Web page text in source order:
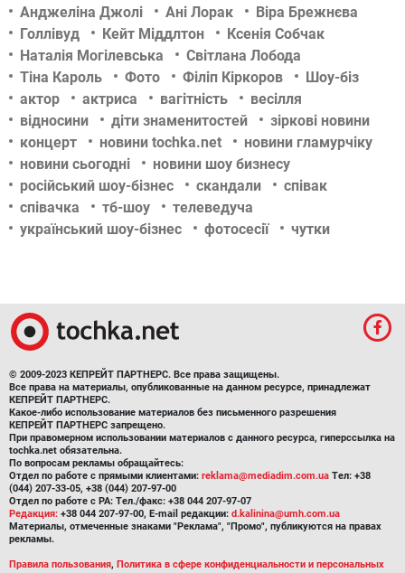
Анджеліна Джолі
Ані Лорак
Віра Брежнєва
Голлівуд
Кейт Міддлтон
Ксенія Собчак
Наталія Могілевська
Світлана Лобода
Тіна Кароль
Фото Філіп Кіркоров
Шоу-біз
актор
актриса вагітність
весілля
відносини
діти знаменитостей
зіркові новини
концерт
новини tochka.net
новини гламурчіку
новини сьогодні
новини шоу бизнесу
російський шоу-бізнес
скандали
співак
співачка
тб-шоу
телеведуча
український шоу-бізнес
фотосесії чутки
© 2009-2023 КЕПРЕЙТ ПАРТНЕРС. Все права защищены.
Все права на материалы, опубликованные на данном ресурсе, принадлежат
КЕПРЕЙТ ПАРТНЕРС.
Какое-либо использование материалов без письменного разрешения
КЕПРЕЙТ ПАРТНЕРС запрещено.
При правомерном использовании материалов с данного ресурса, гиперссылка на
tochka.net обязательна.
По вопросам рекламы обращайтесь:
Отдел по работе с прямыми клиентами: reklama@mediadim.com.ua Тел: +38
(044) 207-33-05, +38 (044) 207-97-00
Отдел по работе с РА: Тел./факс: +38 044 207-97-07
Редакция: +38 044 207-97-00, E-mail редакции: d.kalinina@umh.com.ua
Материалы, отмеченные знаками "Реклама", "Промо", публикуются на правах
рекламы.
Правила пользования, Политика в сфере конфиденциальности и персональных